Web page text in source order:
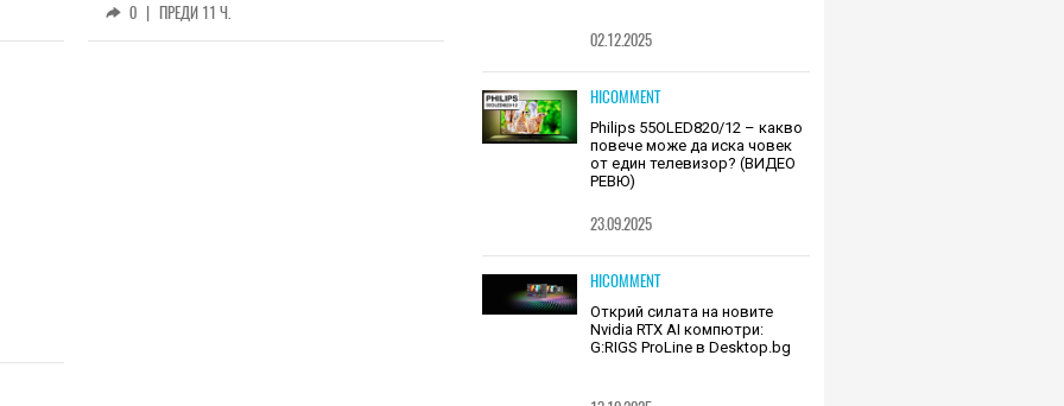
0 | ПРЕДИ 11 Ч.
02.12.2025
HICOMMENT
Philips 55OLED820/12 – какво
повече може да иска човек
от един телевизор? (ВИДЕО
РЕВЮ)
23.09.2025
HICOMMENT
Открий силата на новите
Nvidia RTX AI компютри:
G:RIGS ProLine в Desktop.bg